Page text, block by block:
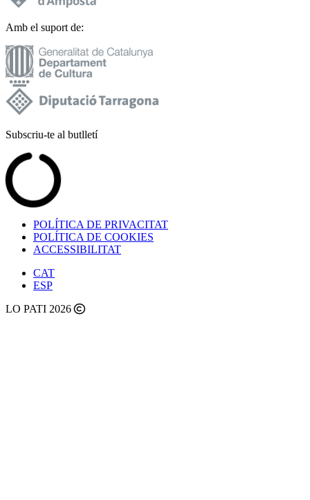
Amb el suport de:
Subscriu-te al butlletí
POLÍTICA DE PRIVACITAT
POLÍTICA DE COOKIES
ACCESSIBILITAT
CAT
ESP
LO PATI 2026